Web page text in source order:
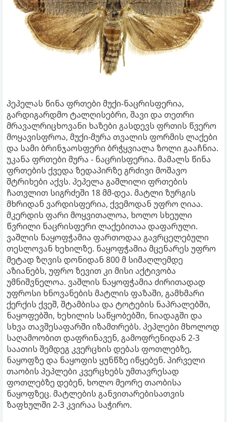
პეპელას წინა ფრთები მუქი-ნაცრისფერია,
გარდიგარდმო ტალღისებრი, შავი და თეთრი
მრავალრიცხოვანი ხაზები გასდევს ფრთის წვერო
მოყავისფროა, მუქი-მურა თვალის ფორმის ლაქები
და სამი ბრინჯაოსფერი ბრჭყვიალა ზოლი გააჩნია.
უკანა ფრთები მურა - ნაცრისფერია. მამალს წინა
ფრთების ქვედა ზედაპირზე გრძივი მოშავო
შტრიხები აქვს. პეპელა გაშლილი ფრთების
ჩათვლით სიგრძეში 18 მმ-დეა. მატლი ზურგის
მხრიდან ვარდისფერია, ქვემოდან უფრო ღიაა.
მკერდის ფარი მოყვითალოა, ხოლო სხეული
წვრილი ნაცრისფერი ლაქებითაა დაფარული.
ვაშლის ნაყოფჭამია ფართოდაა გავრცელებული
თესლოვან ხეხილზე. ნაყოფჭამია მცენარეს უფრო
მეტად ზღვის დონიდან 800 მ სიმაღლემდე
აზიანებს, უფრო ზევით კი მისი აქტივობა
უმნიშვნელოა. ვაშლის ნაყოფჭამია ძირითადად
უფროსი ხნოვანების მატლის ფაზაში, გამხმარი
ქერქის ქვეშ, შტამბისა და ტოტების ნაპრალებში,
ნაყოფებში, ხეხილის საწყობებში, ნიადაგში და
სხვა თავშესაფარში იზამთრებს. პეპლები მხოლოდ
საღამოობით დაფრინავენ, გამოფრენიდან 2-3
საათის შემდეგ კვერცხის დებას ფოთლებზე,
ნაყოფზე და ნაყოფის ყუნწზე იწყებენ. პირველი
თაობის პეპლები კვერცხებს უმთავრესად
ფოთლებზე დებენ, ხოლო მეორე თაობისა
ნაყოფზეც. მატლების განვითარებისათვის
ზაფხულში 2-3 კვირაა საჭირო.